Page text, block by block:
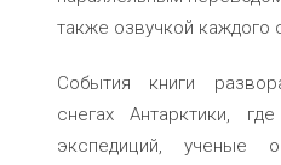
также озвучкой каждого
События книги
снегах Антарктики,
экспедиций, ученые